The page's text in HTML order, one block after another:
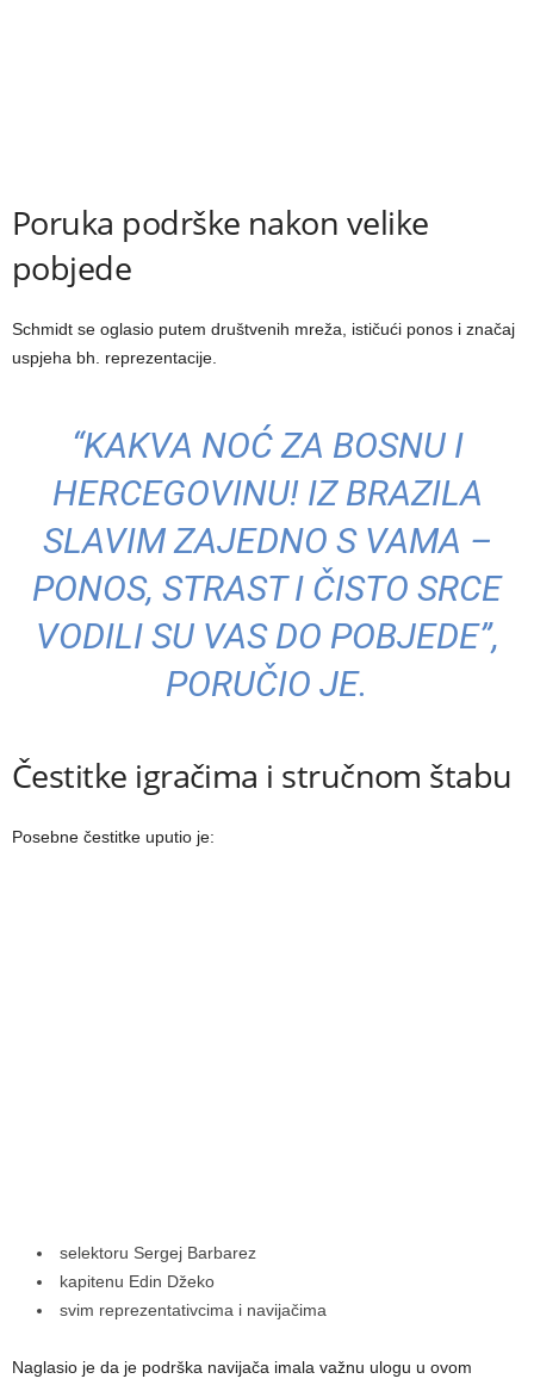
Poruka podrške nakon velike
pobjede
Schmidt se oglasio putem društvenih mreža, ističući ponos i značaj
uspjeha bh. reprezentacije.
“KAKVA NOĆ ZA BOSNU I
HERCEGOVINU! IZ BRAZILA
SLAVIM ZAJEDNO S VAMA –
PONOS, STRAST I ČISTO SRCE
VODILI SU VAS DO POBJEDE”,
PORUČIO JE.
Čestitke igračima i stručnom štabu
Posebne čestitke uputio je:
selektoru Sergej Barbarez
kapitenu Edin Džeko
svim reprezentativcima i navijačima
Naglasio je da je podrška navijača imala važnu ulogu u ovom